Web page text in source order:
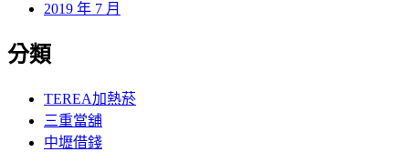
2019 年 7 月
分類
TEREA加熱菸
三重當舖
中壢借錢